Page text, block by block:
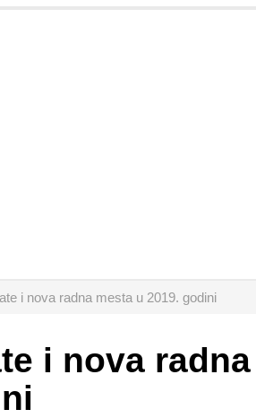
i nova radna mesta u 2019. godini
i nova radna